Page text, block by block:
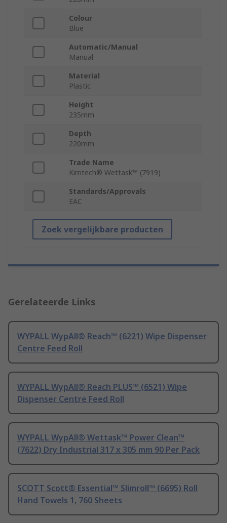
Colour
Blue
Automatic/Manual
Manual
Material
Plastic
Height
235mm
Depth
220mm
Trade Name
Kimtech® Wettask™ (7919)
Standards/Approvals
EAC
Zoek vergelijkbare producten
Gerelateerde Links
WYPALL WypAll® Reach™ (6221) Wipe Dispenser
Centre Feed Roll
WYPALL WypAll® Reach PLUS™ (6521) Wipe
Dispenser Centre Feed Roll
WYPALL WypAll® Wettask™ Power Clean™
(7622) Dry Industrial 317 x 305 mm 90 Per Pack
SCOTT Scott® Essential™ Slimroll™ (6695) Roll
Hand Towels 1, 760 Sheets